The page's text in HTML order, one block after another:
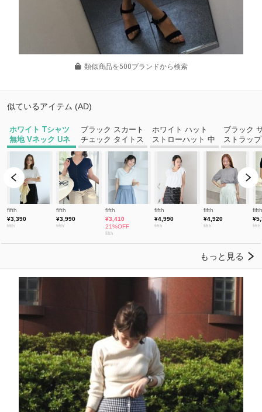
類似商品を500ブランドから検索